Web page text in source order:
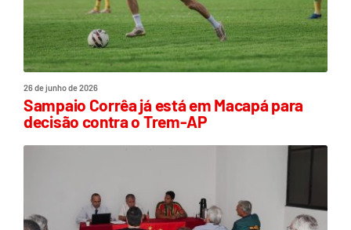
26 de junho de 2026
Sampaio Corrêa já está em Macapá para
decisão contra o Trem-AP